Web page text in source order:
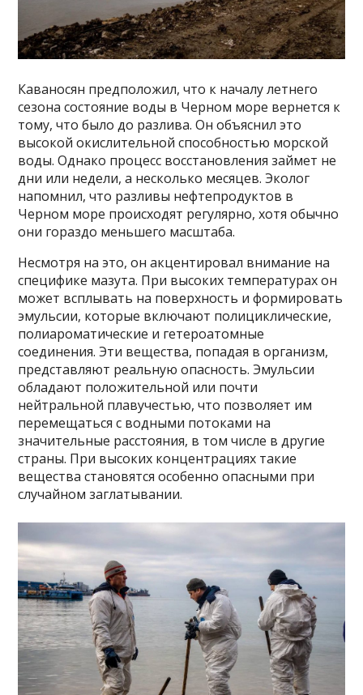
Каваносян предположил, что к началу летнего
сезона состояние воды в Черном море вернется к
тому, что было до разлива. Он объяснил это
высокой окислительной способностью морской
воды. Однако процесс восстановления займет не
дни или недели, а несколько месяцев. Эколог
напомнил, что разливы нефтепродуктов в
Черном море происходят регулярно, хотя обычно
они гораздо меньшего масштаба.
Несмотря на это, он акцентировал внимание на
специфике мазута. При высоких температурах он
может всплывать на поверхность и формировать
эмульсии, которые включают полициклические,
полиароматические и гетероатомные
соединения. Эти вещества, попадая в организм,
представляют реальную опасность. Эмульсии
обладают положительной или почти
нейтральной плавучестью, что позволяет им
перемещаться с водными потоками на
значительные расстояния, в том числе в другие
страны. При высоких концентрациях такие
вещества становятся особенно опасными при
случайном заглатывании.